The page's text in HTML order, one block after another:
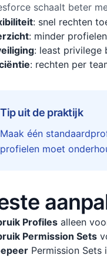
schaalt beter
: snel rechten
: minder
: least privilege
: rechten per
Tip uit de praktijk
Maak één
profielen moet
Profiles alleen
Permission Sets
Permission